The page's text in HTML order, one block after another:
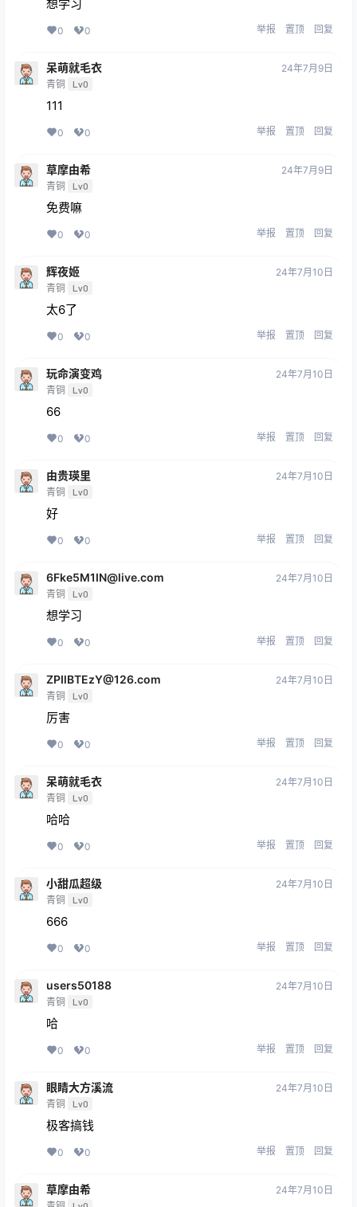
想学习
0 0 举报 置顶 回复
呆萌就毛衣
青铜 Lv0
24年7月9日
111
0 0 举报 置顶 回复
草摩由希
青铜 Lv0
24年7月9日
免费嘛
0 0 举报 置顶 回复
辉夜姬
青铜 Lv0
24年7月10日
太6了
0 0 举报 置顶 回复
玩命演变鸡
青铜 Lv0
24年7月10日
66
0 0 举报 置顶 回复
由贵瑛里
青铜 Lv0
24年7月10日
好
0 0 举报 置顶 回复
6Fke5M1IN@live.com
青铜 Lv0
24年7月10日
想学习
0 0 举报 置顶 回复
ZPIlBTEzY@126.com
青铜 Lv0
24年7月10日
厉害
0 0 举报 置顶 回复
呆萌就毛衣
青铜 Lv0
24年7月10日
哈哈
0 0 举报 置顶 回复
小甜瓜超级
青铜 Lv0
24年7月10日
666
0 0 举报 置顶 回复
users50188
青铜 Lv0
24年7月10日
哈
0 0 举报 置顶 回复
眼睛大方溪流
青铜 Lv0
24年7月10日
极客搞钱
0 0 举报 置顶 回复
草摩由希 24年7月10日